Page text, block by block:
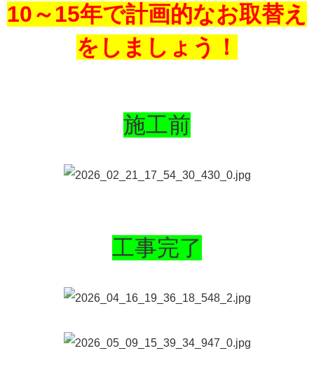
10～15年で計画的なお取替え
をしましょう！
施工前
工事完了